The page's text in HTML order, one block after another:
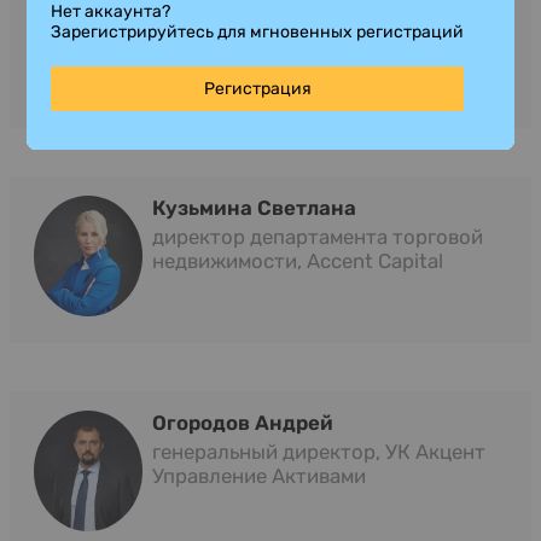
частных инвесторов в России, а также
занимает должность начальника и
Читать полностью
Кузьмина Светлана
директор департамента торговой
недвижимости, Accent Capital
Огородов Андрей
генеральный директор, УК Акцент
Управление Активами
Нет аккаунта?
Зарегистрируйтесь для мгновенных регистраций
Регистрация